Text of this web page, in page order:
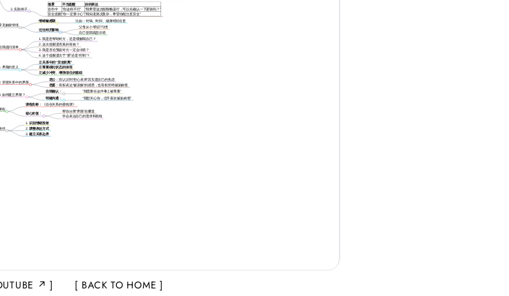
场景 不当提醒
好的表达
合作中
“你这样不行” “我希望这次能顺畅进行，可以先确认一下逻辑吗？”
安全提醒 “你一定要小心” “我知道路况复杂，希望你能注意安全”
3. 实际例子
比如：对钱、时间、健康特别在意
情绪敏感期
父母从小“唠叨”习惯
自己曾因疏忽出错
过往经历影响
见触发情境
1. 我是想帮助对方，还是缓解我自己？
2. 这次提醒是否真的有效？
3. 我是否在预设对方一定会出错？
4. 这个提醒是出于“爱”还是“控制”？
我提问清单
是关系中的“安全距离”
是尊重彼此状态的体现
是减少冲突、增强信任的基础
界限的意义
老公 ：应认识到“担心表弟”其实是自己的焦虑
老婆 ：有权表达“被误解”的感受，也有权拒绝被贴标签
亲密关系中的界限
“我需要在这件事上被尊重”
自我确认 ：
“我想关心你，但不喜欢被贴标签”
明确沟通 ：
如何建立界限？
课程名称 ：《自在关系的接线课》
帮你分辨“界限”在哪里
学会表达自己的需求和底线
核心价值 ：
程
1. 识别情绪投射
2. 调整表达方式
3.
建立关系边界
径
↗ BACK TO HOME